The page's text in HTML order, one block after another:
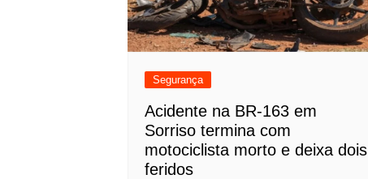
Segurança
Acidente na BR-163 em
Sorriso termina com
motociclista morto e deixa dois
feridos